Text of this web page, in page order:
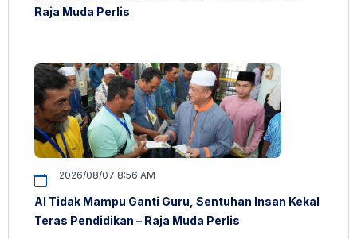
Raja Muda Perlis
2026/08/07 8:56 AM
AI Tidak Mampu Ganti Guru, Sentuhan Insan Kekal
Teras Pendidikan – Raja Muda Perlis